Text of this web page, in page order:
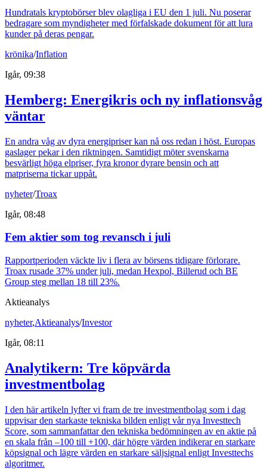
Hundratals kryptobörser blev olagliga i EU den 1 juli. Nu poserar
bedragare som myndigheter med förfalskade dokument för att lura
kunder på deras pengar.
krönika/Inflation
Igår, 09:38
Hemberg: Energikris och ny inflationsvåg
väntar
En andra våg av dyra energipriser kan nå oss redan i höst. Europas
gaslager pekar i den riktningen. Samtidigt möter svenskarna
besvärligt höga elpriser, fyra kronor dyrare bensin och att
matpriserna tickar uppåt.
nyheter/Troax
Igår, 08:48
Fem aktier som tog revansch i juli
Rapportperioden väckte liv i flera av börsens tidigare förlorare.
Troax rusade 37% under juli, medan Hexpol, Billerud och BE
Group steg mellan 18 till 23%.
Aktieanalys
nyheter,Aktieanalys/Investor
Igår, 08:11
Analytikern: Tre köpvärda
investmentbolag
I den här artikeln lyfter vi fram de tre investmentbolag som i dag
uppvisar den starkaste tekniska bilden enligt vår nya Investtech
Score, som sammanfattar den tekniska bedömningen av en aktie på
en skala från –100 till +100, där högre värden indikerar en starkare
köpsignal och lägre värden en starkare säljsignal enligt Investtechs
algoritmer.